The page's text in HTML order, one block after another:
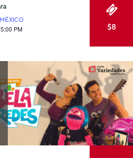
PM $8